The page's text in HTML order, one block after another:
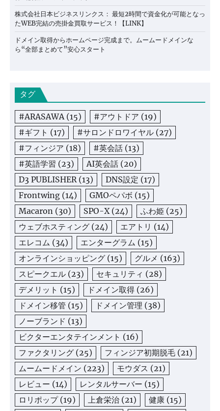
株式会社日本ビジネスリンクス： 最短2時間で資金化が可能となっ
たWEB完結の売掛金買取サービス！【LINK】
ドメイン取得からホームページ完成まで。ムームードメインな
ら“全部まとめて”安心スタート
タグ
#ARASAWA(15) #アウトドア (19)
#ギフト (17) #サロンドロワイヤル (27)
#フィンジア (18) #英会話 (13)
#英語学習 (23) AI英会話 (20)
D3 PUBLISHER(13) DNS設定 (17)
Frontwing (14) GMOペパボ (15)
Macaron (30) SPO-X(24) ふわ姫 (25)
ウェブホスティング (24) エアトリ (14)
エレコム (34) エンターグラム (15)
オンラインショッピング (15) グルメ (163)
スピークエル (23) セキュリティ (28)
デメリット (15) ドメイン取得 (26)
ドメイン移管 (15) ドメイン管理 (38)
ノーブランド (13)
ビクターエンタテインメント (16)
ファクタリング (25) フィンジア初期脱毛 (21)
ムームードメイン (223) モウダス (21)
レビュー (14) レンタルサーバー (15)
ロリポップ(19) 上倉栄治 (21) 健康 (15)